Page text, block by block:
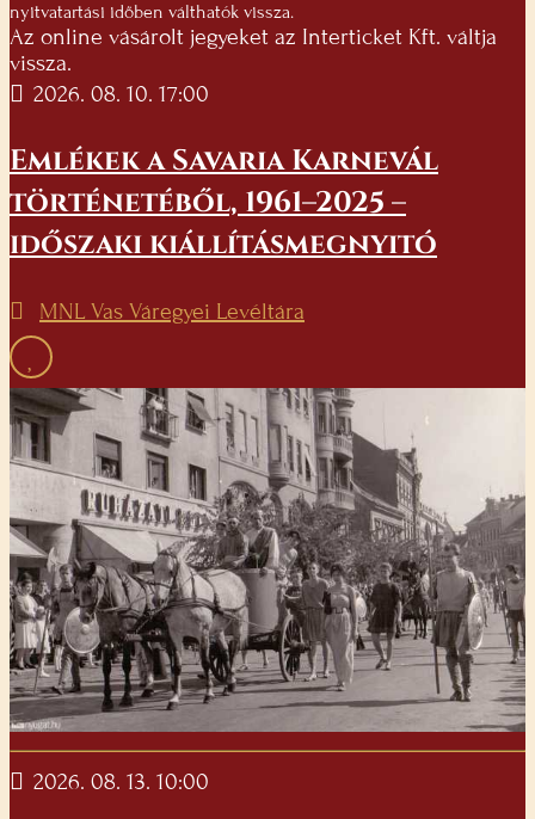
nyitvatartási időben válthatók vissza.
Az online vásárolt jegyeket az Interticket Kft. váltja
vissza.
2026. 08. 10. 17:00
Emlékek a Savaria Karnevál
történetéből, 1961–2025 –
időszaki kiállításmegnyitó
MNL Vas Váregyei Levéltára
2026. 08. 13. 10:00